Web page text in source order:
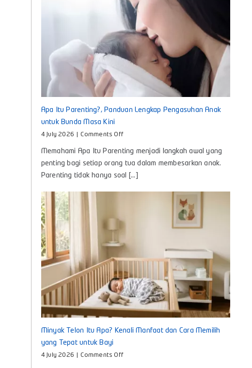
Kembang
Si
Kecil
Apa Itu Parenting?, Panduan Lengkap Pengasuhan Anak
untuk Bunda Masa Kini
4 July 2026 Comments Offon
Itu
Parenting?,
Panduan
Lengkap
Memahami Apa Itu Parenting menjadi langkah awal yang
penting bagi setiap orang tua dalam membesarkan anak.
Parenting tidak hanya soal [...]
Minyak Telon Itu Apa? Kenali Manfaat dan Cara Memilih
yang Tepat untuk Bayi
4 July 2026 Comments Offon